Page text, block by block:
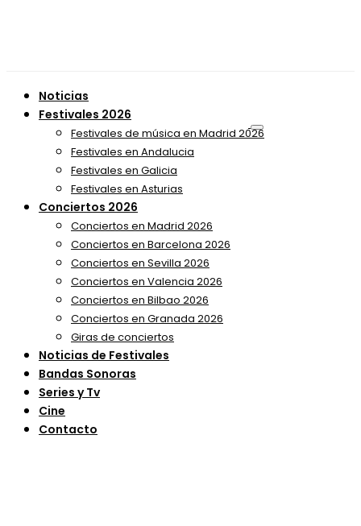
Noticias
Festivales 2026
Festivales de música en Madrid 2026
Festivales en Andalucia
Festivales en Galicia
Festivales en Asturias
Conciertos 2026
Conciertos en Madrid 2026
Conciertos en Barcelona 2026
Conciertos en Sevilla 2026
Conciertos en Valencia 2026
Conciertos en Bilbao 2026
Conciertos en Granada 2026
Giras de conciertos
Noticias de Festivales
Bandas Sonoras
Series y Tv
Cine
Contacto